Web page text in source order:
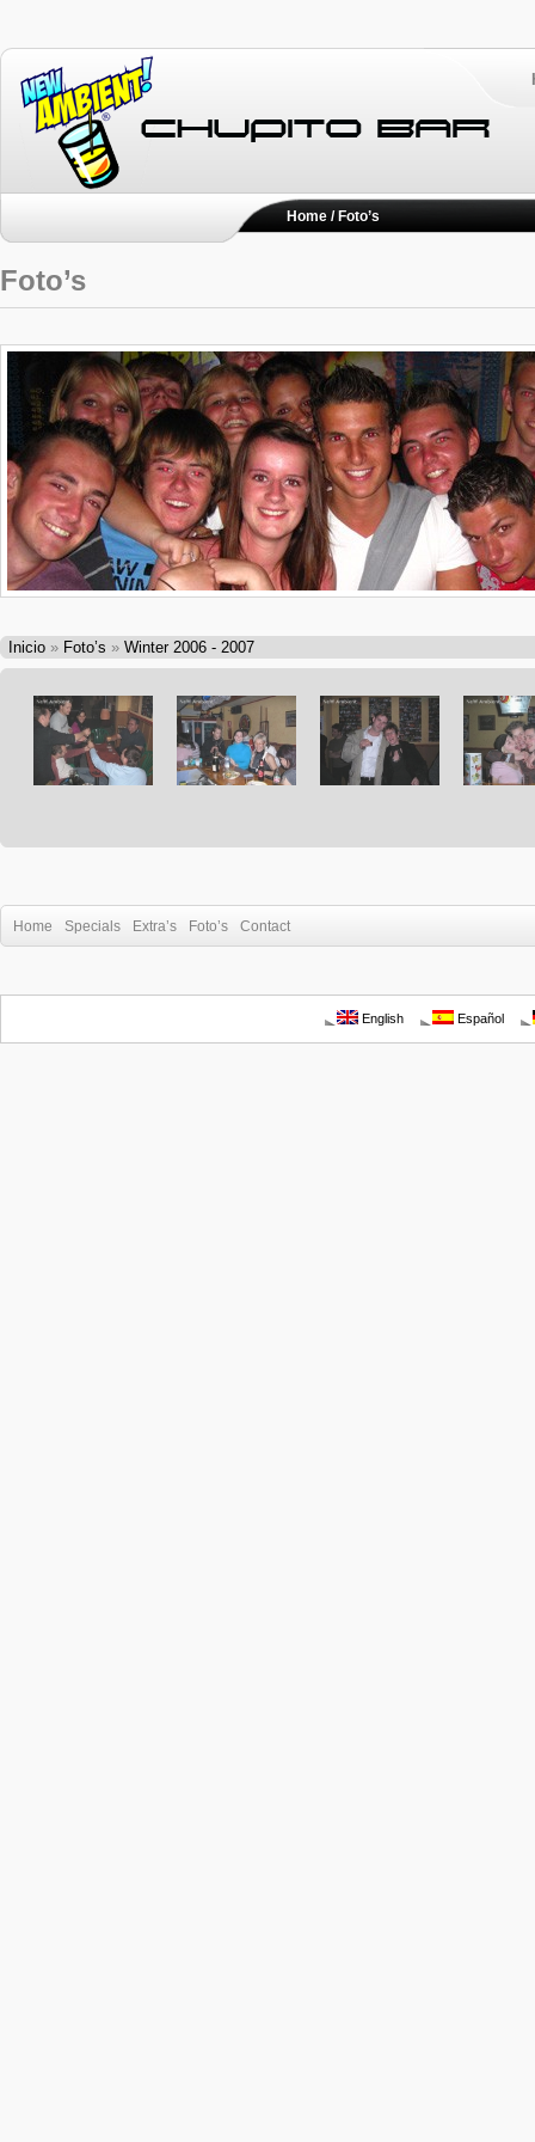
Home / Foto’s
Foto’s
Inicio » Foto’s » Winter 2006 - 2007
Home Specials Extra’s Foto’s Contact
English Español